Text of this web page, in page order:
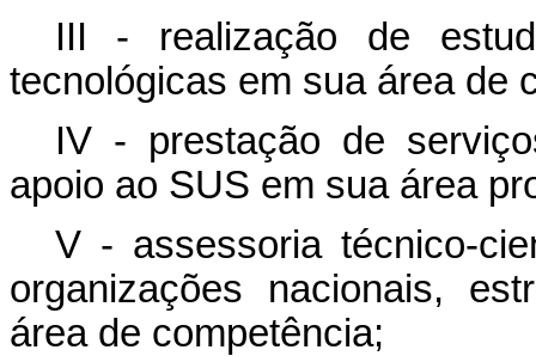
III - realização de
tecnológicas em sua área de
IV - prestação de
apoio ao SUS em sua área
V - assessoria técnico-
organizações nacionais,
área de competência;